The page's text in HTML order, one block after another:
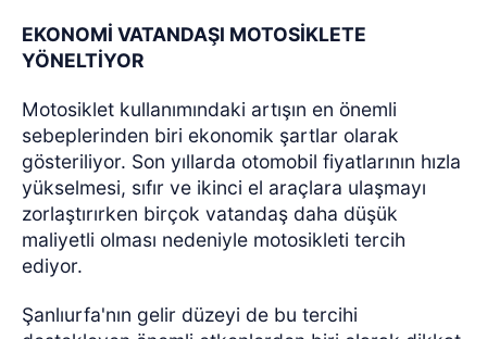
EKONOMİ VATANDAŞI MOTOSİKLETE
YÖNELTİYOR
Motosiklet kullanımındaki artışın en önemli
sebeplerinden biri ekonomik şartlar olarak
gösteriliyor. Son yıllarda otomobil fiyatlarının hızla
yükselmesi, sıfır ve ikinci el araçlara ulaşmayı
zorlaştırırken birçok vatandaş daha düşük
maliyetli olması nedeniyle motosikleti tercih
ediyor.
Şanlıurfa'nın gelir düzeyi de bu tercihi